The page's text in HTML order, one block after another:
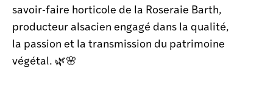
savoir-faire horticole de la Roseraie Barth,
producteur alsacien engagé dans la qualité,
la passion et la transmission du patrimoine
végétal. 🌿🌸